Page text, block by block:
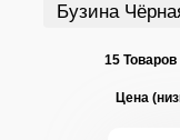
Бузина
15